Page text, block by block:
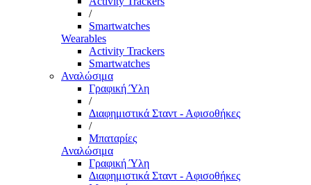
/
Smartwatches
Wearables
Activity Trackers
Smartwatches
Αναλώσιμα
Γραφική Ύλη
/
Διαφημιστικά Σταντ - Αφισοθήκες
/
Μπαταρίες
Αναλώσιμα
Γραφική Ύλη
Διαφημιστικά Σταντ - Αφισοθήκες